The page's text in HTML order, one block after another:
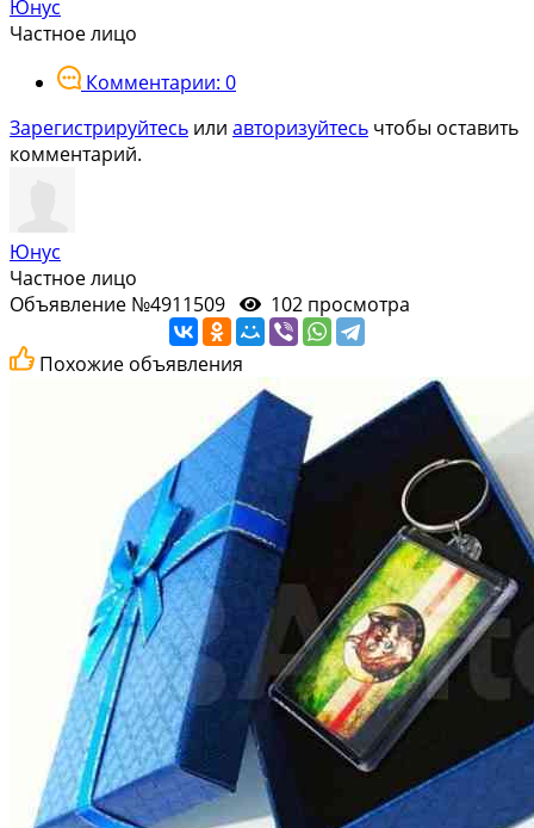
Юнус
Частное лицо
Комментарии: 0
Зарегистрируйтесь или авторизуйтесь чтобы оставить
комментарий.
Юнус
Частное лицо
Объявление №4911509
102 просмотра
Похожие объявления